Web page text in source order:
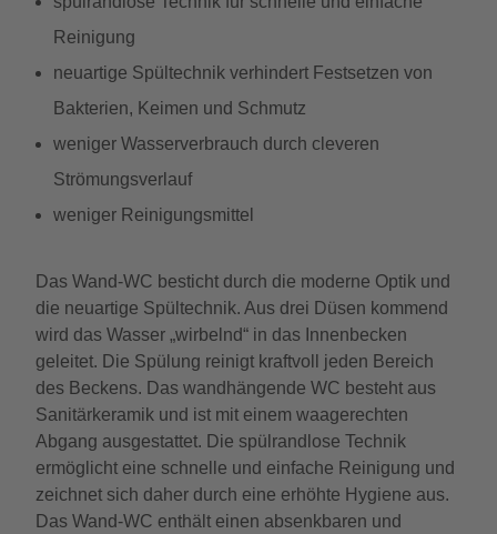
Reinigung
neuartige Spültechnik verhindert Festsetzen von
Bakterien, Keimen und Schmutz
weniger Wasserverbrauch durch cleveren
Strömungsverlauf
weniger Reinigungsmittel
Das Wand-WC besticht durch die moderne Optik und
die neuartige Spültechnik. Aus drei Düsen kommend
wird das Wasser „wirbelnd“ in das Innenbecken
geleitet. Die Spülung reinigt kraftvoll jeden Bereich
des Beckens. Das wandhängende WC besteht aus
Sanitärkeramik und ist mit einem waagerechten
Abgang ausgestattet. Die spülrandlose Technik
ermöglicht eine schnelle und einfache Reinigung und
zeichnet sich daher durch eine erhöhte Hygiene aus.
Das Wand-WC enthält einen absenkbaren und